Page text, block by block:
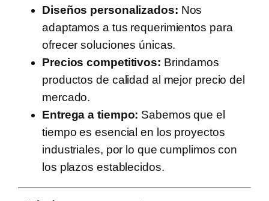
Diseños personalizados: Nos
adaptamos a tus requerimientos para
ofrecer soluciones únicas.
Precios competitivos: Brindamos
productos de calidad al mejor precio del
mercado.
Entrega a tiempo: Sabemos que el
tiempo es esencial en los proyectos
industriales, por lo que cumplimos con
los plazos establecidos.